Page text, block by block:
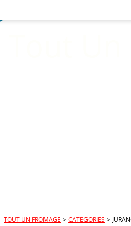
TOUT UN FROMAGE > CATEGORIES >